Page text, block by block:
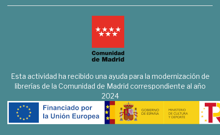
Esta actividad ha recibido una ayuda para la modernización de
librerías de la Comunidad de Madrid correspondiente al año
2024